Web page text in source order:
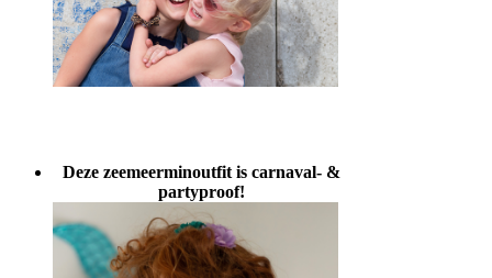
Deze zeemeerminoutfit is carnaval- &
partyproof!